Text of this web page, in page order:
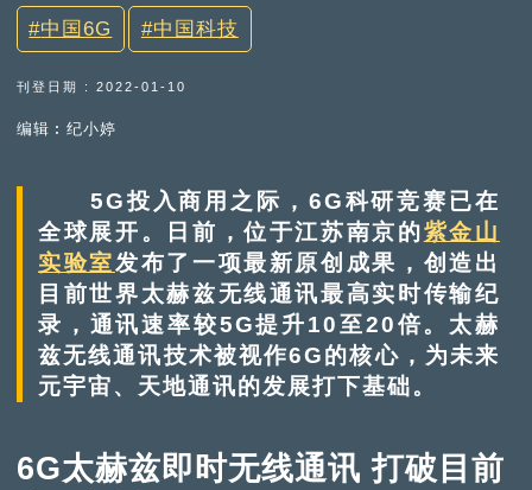
中国6G 中国科技
刊登日期 : 2022-01-10
编辑︰纪小婷
5G投入商用之际，6G科研竞赛已在
全球展开。日前，位于江苏南京的紫金山
实验室发布了一项最新原创成果，创造出
目前世界太赫兹无线通讯最高实时传输纪
录，通讯速率较5G提升10至20倍。太赫
兹无线通讯技术被视作6G的核心，为未来
元宇宙、天地通讯的发展打下基础。
6G太赫兹即时无线通讯 打破目前